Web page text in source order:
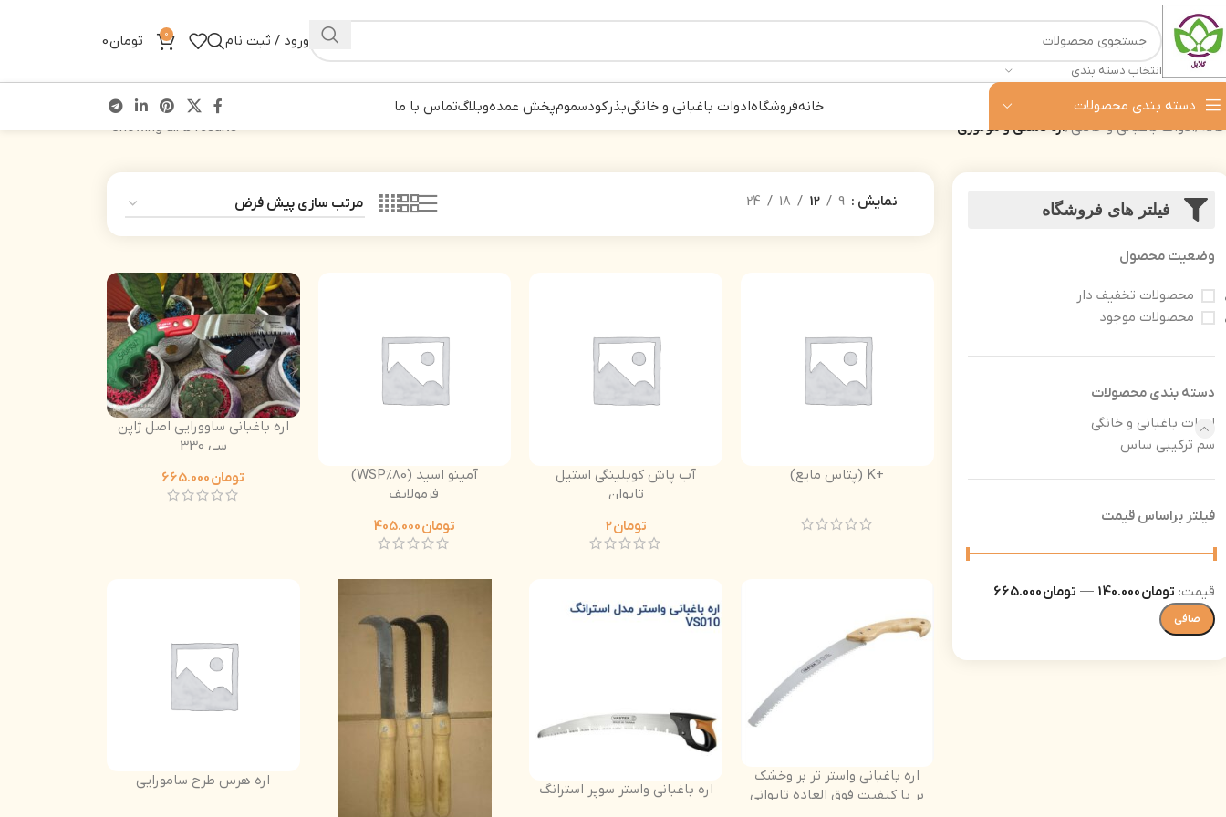
انتخاب دسته بندی
ورود / ثبت نام 0 تومان
دسته بندی محصولات خانهفروشگاهادوات باغبانی و خانگیبذرکودسمومپخش عمدهوبلاگتماس با ما
خانه ادوات باغبانی و خانگی اره دستی و موتوری Showing all 5 results
فیلتر های فروشگاه
وضعیت محصول
محصولات تخفیف دار
محصولات موجود
دسته‌ بندی محصولات
ادوات باغبانی و خانگی
سم ترکیبی ساس
فیلتر براساس قیمت
صافی
قيمت: تومان 140.000 — تومان 665.000
نمایش 9
12
18
24
+K (پتاس مایع)
آب پاش کوبلینگی استیل
تایوان
تومان2
آمینو اسید (80%WSP)
فِرمولایف
تومان
اره باغبانی ساوورایی اصل ژاپن
سی 330
تومان
اره باغبانی واستر تر بر وخشک
بر با کیفیت فوق العاده تایوانی
اره باغبانی واستر سوپر استرانگ اره هرس طرح سامورایی